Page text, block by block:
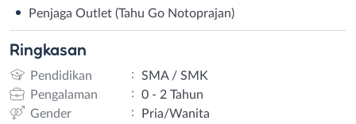
Penjaga Outlet (Tahu Go Notoprajan)
Ringkasan
Pendidikan :
SMA / SMK
Pengalaman
:
0 - 2 Tahun
Gender
:
Pria/Wanita